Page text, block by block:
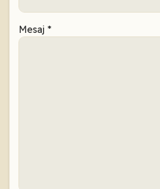
Mesaj *